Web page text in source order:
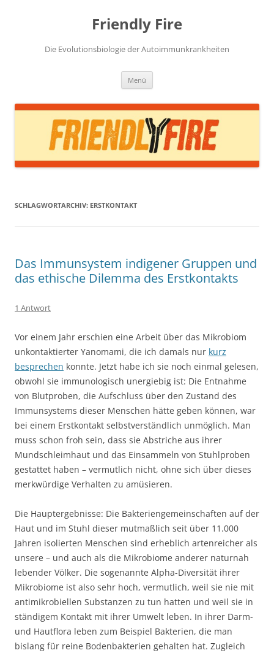
Friendly Fire
Die Evolutionsbiologie der Autoimmunkrankheiten
Menü
SCHLAGWORTARCHIV: ERSTKONTAKT
Das Immunsystem indigener Gruppen und
das ethische Dilemma des Erstkontakts
1 Antwort
Vor einem Jahr erschien eine Arbeit über das Mikrobiom
unkontaktierter Yanomami, die ich damals nur kurz
besprechen konnte. Jetzt habe ich sie noch einmal gelesen,
obwohl sie immunologisch unergiebig ist: Die Entnahme
von Blutproben, die Aufschluss über den Zustand des
Immunsystems dieser Menschen hätte geben können, war
bei einem Erstkontakt selbstverständlich unmöglich. Man
muss schon froh sein, dass sie Abstriche aus ihrer
Mundschleimhaut und das Einsammeln von Stuhlproben
gestattet haben – vermutlich nicht, ohne sich über dieses
merkwürdige Verhalten zu amüsieren.
Die Hauptergebnisse: Die Bakteriengemeinschaften auf der
Haut und im Stuhl dieser mutmaßlich seit über 11.000
Jahren isolierten Menschen sind erheblich artenreicher als
unsere – und auch als die Mikrobiome anderer naturnah
lebender Völker. Die sogenannte Alpha-Diversität ihrer
Mikrobiome ist also sehr hoch, vermutlich, weil sie nie mit
antimikrobiellen Substanzen zu tun hatten und weil sie in
ständigem Kontakt mit ihrer Umwelt leben. In ihrer Darm-
und Hautflora leben zum Beispiel Bakterien, die man
bislang für reine Bodenbakterien gehalten hat. Zugleich